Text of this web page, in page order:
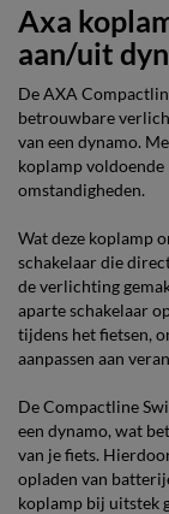
Axa
aan/uit
De AXA
betrouwbare
van een dynamo.
koplamp
omstandigheden.
Wat deze koplamp
schakelaar die
de verlichting
aparte schakelaar
tijdens het fietsen,
aanpassen aan
De Compactline
een dynamo, wat
van je fiets.
opladen van
koplamp bij uitstek